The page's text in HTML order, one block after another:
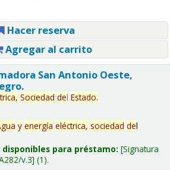
Hacer reserva
Agregar al carrito
San Antonio Oeste,
Sociedad del Estado.
y energía eléctrica, sociedad del
disponibles para préstamo: Signatura
v.3 (1).